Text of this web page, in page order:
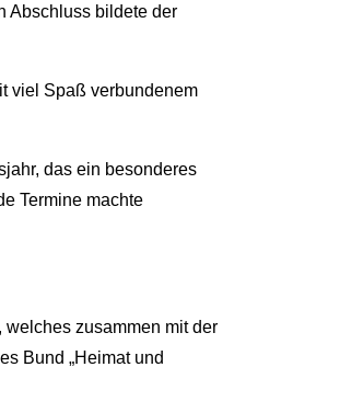
Abschluss bildete der
viel Spaß verbundenem
das ein besonderes
Termine machte
welches zusammen mit der
Bund „Heimat und